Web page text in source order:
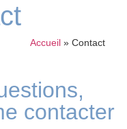
Accueil » Contact
contacter